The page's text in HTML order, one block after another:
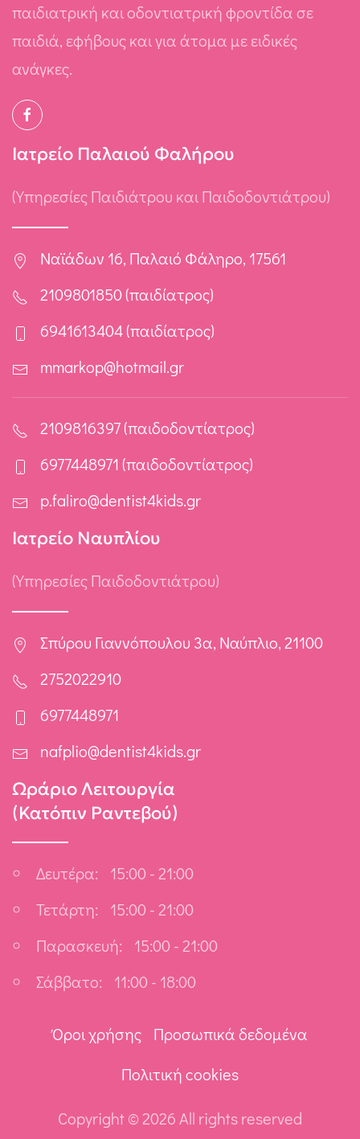
παιδιατρική και οδοντιατρική φροντίδα σε
παιδιά, εφήβους και για άτομα με ειδικές
ανάγκες.
Ιατρείο Παλαιού Φαλήρου
(Υπηρεσίες Παιδιάτρου και Παιδοδοντιάτρου)
Ναϊάδων 16, Παλαιό Φάληρο, 17561
2109801850 (παιδίατρος)
6941613404 (παιδίατρος)
mmarkop@hotmail.gr
2109816397 (παιδοδοντίατρος)
6977448971 (παιδοδοντίατρος)
p.faliro@dentist4kids.gr
Ιατρείο Ναυπλίου
(Υπηρεσίες Παιδοδοντιάτρου)
Σπύρου Γιαννόπουλου 3α, Ναύπλιο, 21100
2752022910
6977448971
nafplio@dentist4kids.gr
Ωράριο Λειτουργία
(Κατόπιν Ραντεβού)
Δευτέρα:
15:00 - 21:00
Τετάρτη:
15:00 - 21:00
Παρασκευή:
15:00 - 21:00
Σάββατο:
11:00 - 18:00
Όροι χρήσης
Προσωπικά δεδομένα
Πολιτική cookies
Copyright ©2026 All rights reserved